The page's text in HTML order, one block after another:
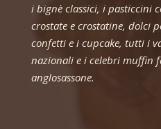
i bignè classici, i pasticcini
crostate e crostatine, dolci
confetti e i cupcake, tutti i
nazionali e i celebri muffin
anglosassone.